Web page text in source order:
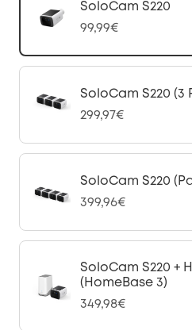
SoloCam S220
99,99€
SoloCam S220 (3
299,97€
SoloCam S220
399,96€
SoloCam S220 +
(HomeBase 3)
349,98€